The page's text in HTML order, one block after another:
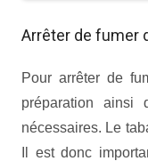
Arrêter de fumer
Pour arrêter de
préparation ainsi
nécessaires. Le
Il est donc